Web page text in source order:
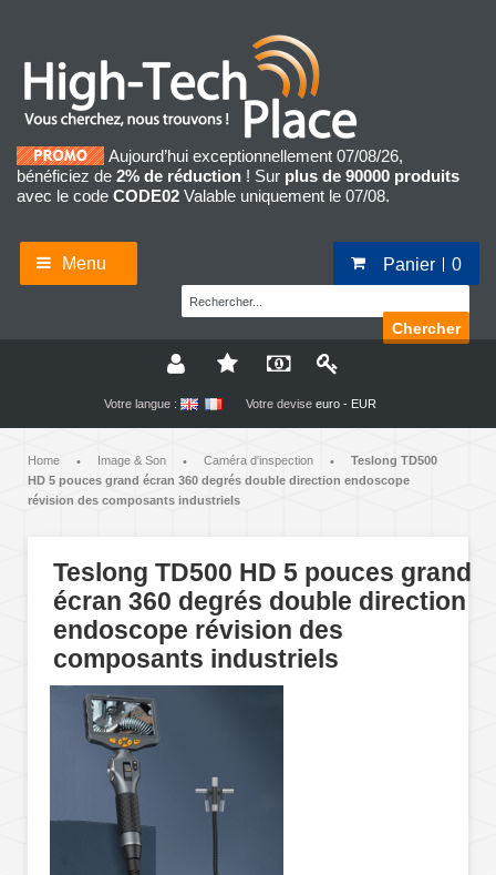
Aujourd’hui exceptionnellement 07/08/26,
bénéficiez de 2% de réduction ! Sur plus de 90000 produits
avec le code CODE02 Valable uniquement le 07/08.
Menu Panier 0
Chercher
Votre langue : Votre devise euro - EUR
Home • Image & Son • Caméra d'inspection •
Teslong TD500
HD 5 pouces grand écran 360 degrés double direction endoscope
révision des composants industriels
Teslong TD500 HD 5 pouces grand
écran 360 degrés double direction
endoscope révision des
composants industriels